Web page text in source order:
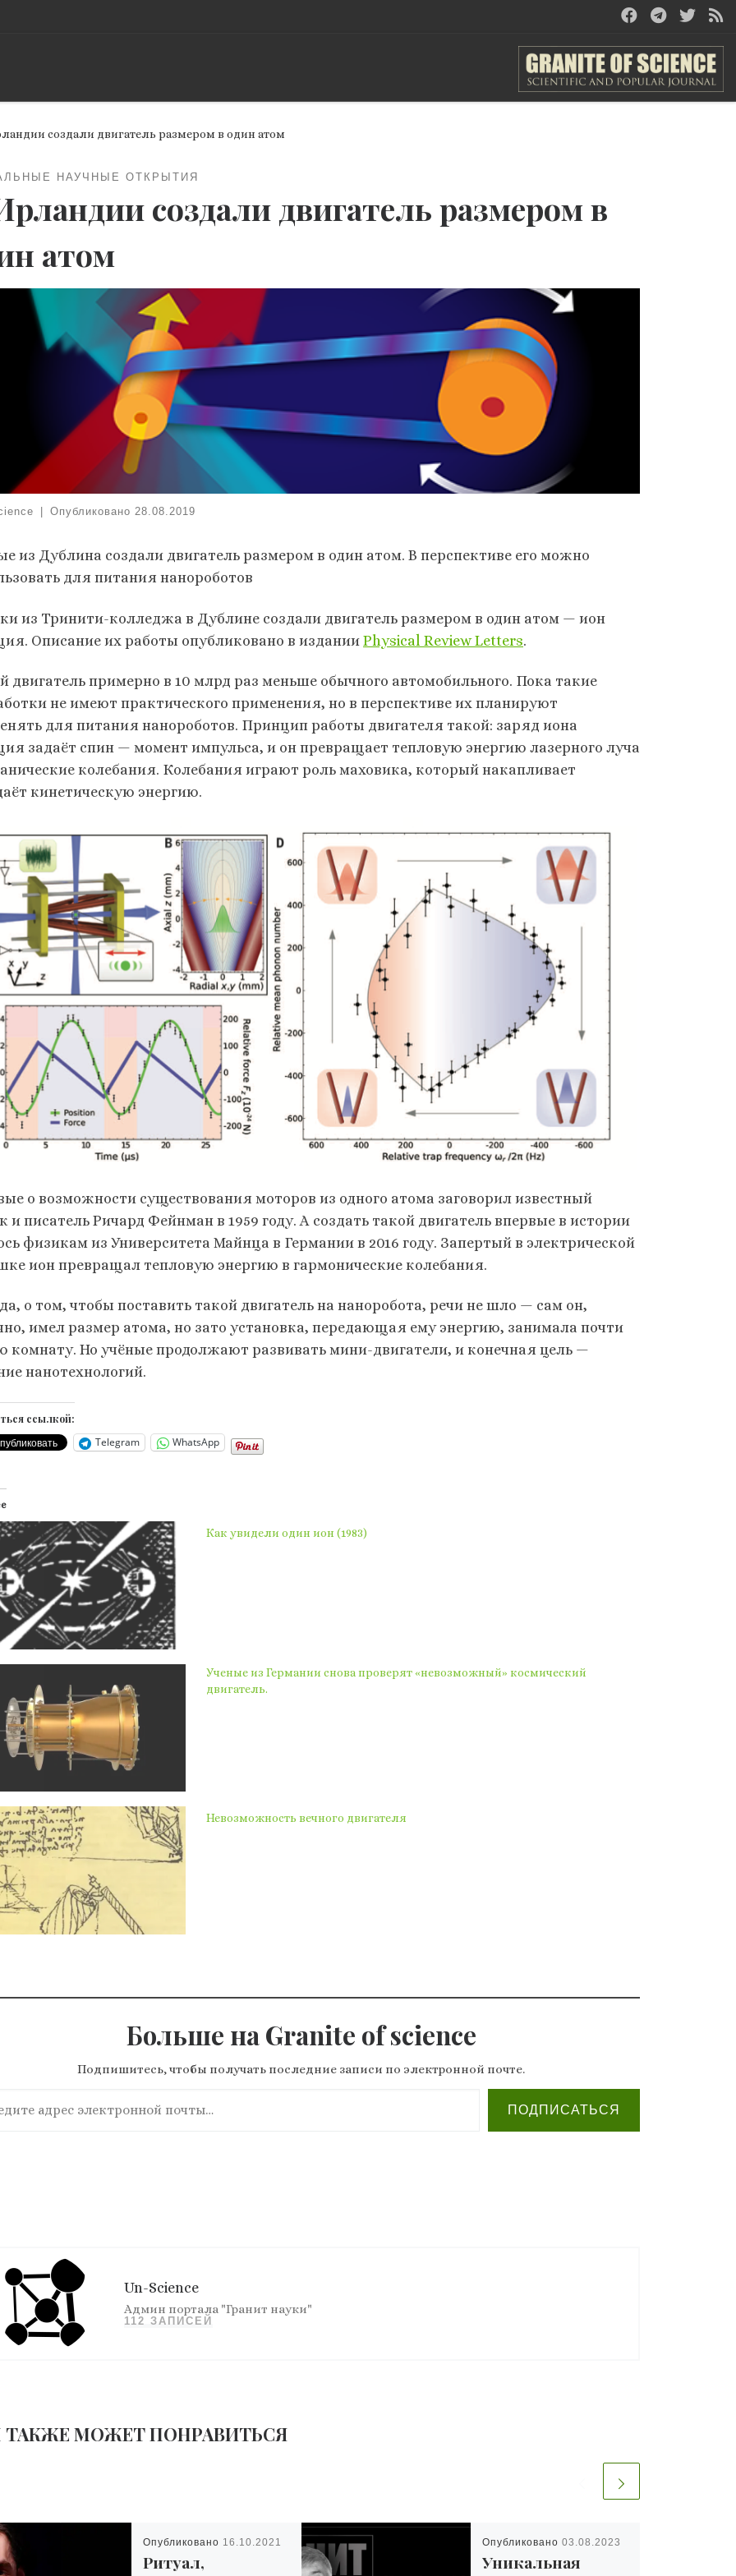
создали двигатель размером в один атом
НАУЧНЫЕ ОТКРЫТИЯ
создали двигатель размером в
атом
Опубликовано 28.08.2019
из Дублина создали двигатель размером в один атом. В перспективе его можно
для питания нанороботов
из Тринити-колледжа в Дублине создали двигатель размером в один атом — ион
Описание их работы опубликовано в издании Physical Review Letters.
двигатель примерно в 10 млрд раз меньше обычного автомобильного. Пока такие
не имеют практического применения, но в перспективе их планируют
для питания нанороботов. Принцип работы двигателя такой: заряд иона
задаёт спин — момент импульса, и он превращает тепловую энергию лазерного луча
колебания. Колебания играют роль маховика, который накапливает
кинетическую энергию.
о возможности существования моторов из одного атома заговорил известный
и писатель Ричард Фейнман в 1959 году. А создать такой двигатель впервые в истории
физикам из Университета Майнца в Германии в 2016 году. Запертый в электрической
ион превращал тепловую энергию в гармонические колебания.
о том, чтобы поставить такой двигатель на наноробота, речи не шло — сам он,
имел размер атома, но зато установка, передающая ему энергию, занимала почти
комнату. Но учёные продолжают развивать мини-двигатели, и конечная цель —
нанотехнологий.
ссылкой:
Telegram WhatsApp
Как увидели один ион (1983)
Ученые из Германии снова проверят «невозможный» космический
двигатель.
Невозможность вечного двигателя
Больше на Granite of science
Подпишитесь, чтобы получать последние записи по электронной почте.
ПОДПИСАТЬСЯ
Un-Science
Админ портала "Гранит науки"
112 ЗАПИСЕЙ
ТАКЖЕ МОЖЕТ ПОНРАВИТЬСЯ
Опубликовано 16.10.2021
Ритуал,
Опубликовано 03.08.2023
Уникальная